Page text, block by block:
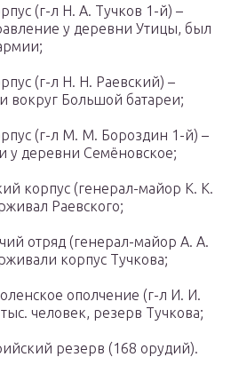
(г-л Н. А. Тучков 1-й) –
у деревни Утицы, был
(г-л Н. Н. Раевский) –
вокруг Большой батареи;
(г-л М. М. Бороздин 1-й) –
у деревни Семёновское;
корпус (генерал-майор К. К.
Раевского;
отряд (генерал-майор А. А.
корпус Тучкова;
ополчение (г-л И. И.
человек, резерв Тучкова;
резерв (168 орудий).